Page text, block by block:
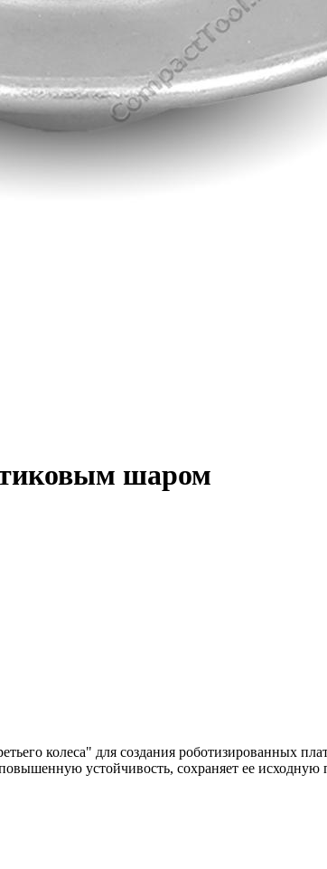
шаром
колеса" для создания роботизированных
устойчивость, сохраняет ее исходную